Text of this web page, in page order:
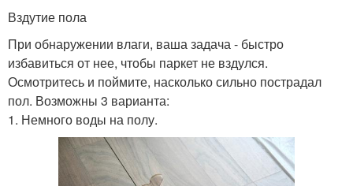
Вздутие пола
При обнаружении влаги, ваша задача - быстро
избавиться от нее, чтобы паркет не вздулся.
Осмотритесь и поймите, насколько сильно пострадал
пол. Возможны 3 варианта:
1. Немного воды на полу.